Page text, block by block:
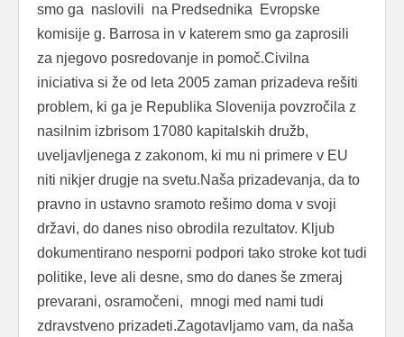
smo ga naslovili na Predsednika Evropske
komisije g. Barrosa in v katerem smo ga zaprosili
za njegovo posredovanje in pomoč.Civilna
iniciativa si že od leta 2005 zaman prizadeva rešiti
problem, ki ga je Republika Slovenija povzročila z
nasilnim izbrisom 17080 kapitalskih družb,
uveljavljenega z zakonom, ki mu ni primere v EU
niti nikjer drugje na svetu.Naša prizadevanja, da to
pravno in ustavno sramoto rešimo doma v svoji
državi, do danes niso obrodila rezultatov. Kljub
dokumentirano nesporni podpori tako stroke kot tudi
politike, leve ali desne, smo do danes še zmeraj
prevarani, osramočeni, mnogi med nami tudi
zdravstveno prizadeti.Zagotavljamo vam, da naša